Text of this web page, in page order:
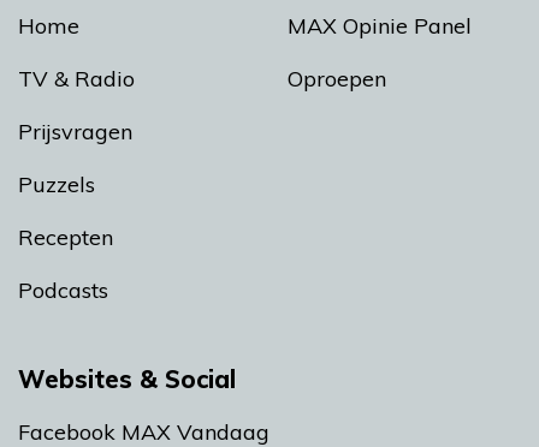
Home
TV & Radio
Prijsvragen
Puzzels
Recepten
Podcasts
MAX Opinie Panel
Oproepen
Websites & Social
Facebook MAX Vandaag